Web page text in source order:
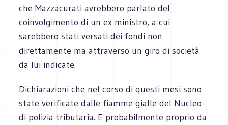
che Mazzacurati avrebbero parlato del
coinvolgimento di un ex ministro, a cui
sarebbero stati versati dei fondi non
direttamente ma attraverso un giro di società
da lui indicate.
Dichiarazioni che nel corso di questi mesi sono
state verificate dalle fiamme gialle del Nucleo
di polizia tributaria. E probabilmente proprio da